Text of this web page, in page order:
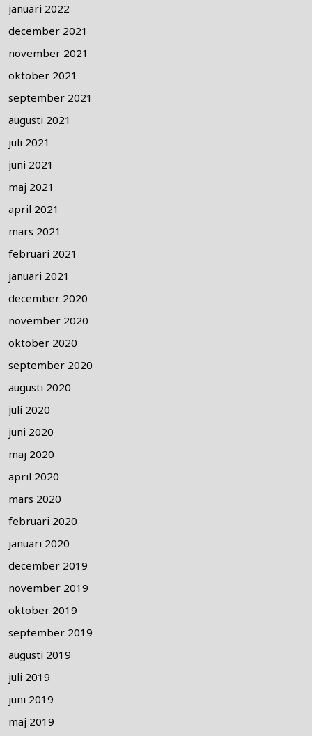
januari 2022
december 2021
november 2021
oktober 2021
september 2021
augusti 2021
juli 2021
juni 2021
maj 2021
april 2021
mars 2021
februari 2021
januari 2021
december 2020
november 2020
oktober 2020
september 2020
augusti 2020
juli 2020
juni 2020
maj 2020
april 2020
mars 2020
februari 2020
januari 2020
december 2019
november 2019
oktober 2019
september 2019
augusti 2019
juli 2019
juni 2019
maj 2019